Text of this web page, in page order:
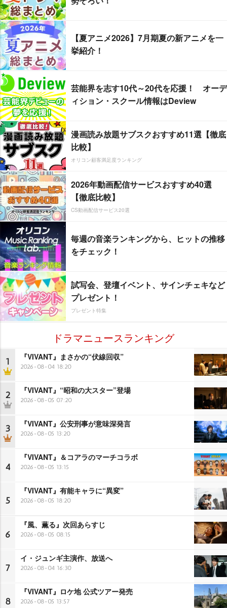
【夏アニメ2026】7月期夏の新アニメを一
挙紹介！
芸能界を志す10代～20代を応援！ オーデ
ィション・スクール情報はDeview
漫画読み放題サブスクおすすめ11選【徹底
比較】
オリコン顧客満足度ランキング
2026年動画配信サービスおすすめ40選
【徹底比較】
CS動画配信サービス20選
毎週の音楽ランキングから、ヒットの推移
をチェック！
試写会、登壇イベント、サインチェキなど
プレゼント！
プレゼント特集
ドラマニュースランキング
1 『VIVANT』まさかの“伏線回収”
2026-08-04 18:20
2 『VIVANT』“昭和の大スター”登場
2026-08-05 07:20
3 『VIVANT』公安刑事が意味深発言
2026-08-05 13:20
4
『VIVANT』＆コアラのマーチコラボ
2026-08-05 13:15
5
『VIVANT』有能キャラに“異変”
2026-08-05 18:20
6
『風、薫る』次回あらすじ
2026-08-05 08:15
7
イ・ジュンギ主演作、放送へ
2026-08-04 16:30
8
『VIVANT』ロケ地 公式ツアー発売
2026-08-05 13:57